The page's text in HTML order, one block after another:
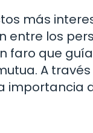
más
entre los
faro que
A
importancia